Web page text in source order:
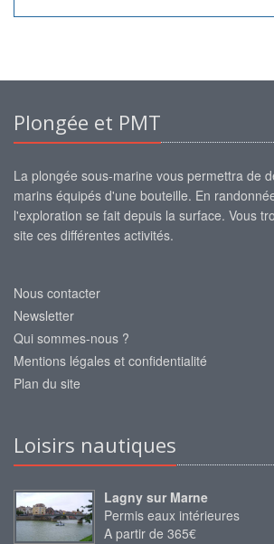
Plongée et PMT
La plongée sous-marine vous permettra de
marins équipés d'une bouteille. En
l'exploration se fait depuis la surface. Vous
site ces différentes activités.
Nous contacter
Newsletter
Qui sommes-nous ?
Mentions légales et confidentialité
Plan du site
Loisirs nautiques
Lagny sur Marne
Permis eaux intérieures
A partir de 365€